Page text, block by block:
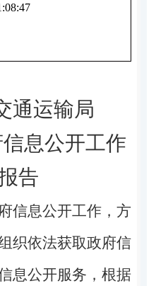
通运输局
息公开工作
告
信息公开工作，方
织依法获取政府信
息公开服务，根据